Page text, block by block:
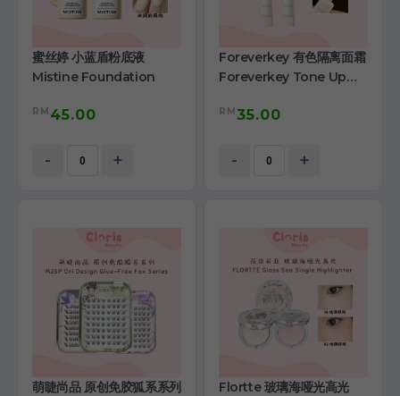
蜜丝婷 小蓝盾粉底液
Mistine Foundation
RM 45.00
- +
Foreverkey 有色隔离面霜
Foreverkey Tone Up
RM35.00
- +
萌睫尚品 原创免胶狐系系列
Flortte 玻璃海哑光高光